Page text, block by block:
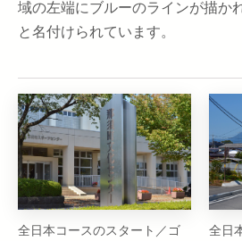
域の左端にブルーのラインが描か
と名付けられています。
全日本コースのスタート／ゴ
全日